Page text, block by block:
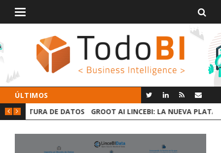
Alternar
ÚLTIMOS
GROOT AI LINCEBI: LA NUEVA PLATAFORMA